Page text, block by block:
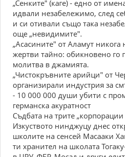
„Сенките" (каге) - едно от
идвали незабележимо, след
и си отивали също така
още „невидимите".
„Асасините" от Аламут никога
жертви тайно: обикновено го
молитва в джамията.
„Чистокръвните арийци" от
организирали индустрия за
- 10 000 000 души убити с
германска акуратност
Съдбата на трите
Изкуството нинджуцу днес
школите на сенсей Масааки
ти хранител на школата